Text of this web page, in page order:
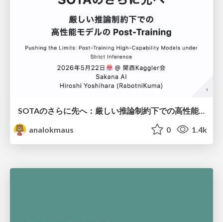
SOTAのさらに先へ：厳しい推論制約下での高性能モデルのPost-Training
analokmaus
0 1.4k